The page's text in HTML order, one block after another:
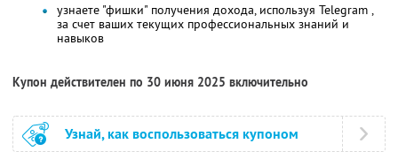
узнаете "фишки" получения дохода, используя Telegram ,
за счет ваших текущих профессиональных знаний и
навыков
Купон действителен по 30 июня 2025 включительно
Узнай, как воспользоваться купоном